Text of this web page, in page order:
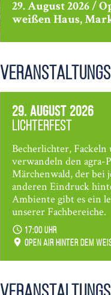
29. August 2026 /
weißen Haus,
29. August 2026
Lichterfest
Becherlichter,
verwandeln den agra-
Märchenwald, der bei
anderen Eindruck
Ambiente gibt es ein
unserer Fachbereiche.
17:00 Uhr
Open Air hinter dem